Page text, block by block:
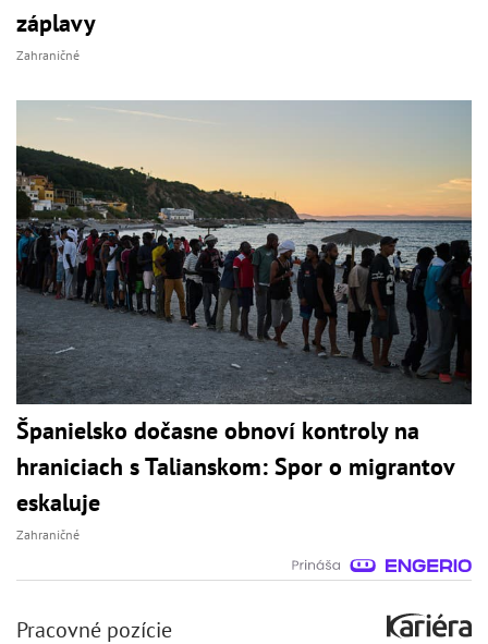
záplavy
Zahraničné
Španielsko dočasne obnoví kontroly na
hraniciach s Talianskom: Spor o migrantov
eskaluje
Zahraničné
Pracovné pozície